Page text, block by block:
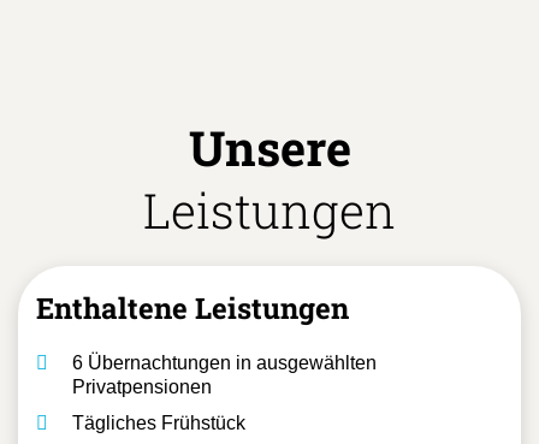
Unsere
Leistungen
Enthaltene Leistungen
6 Übernachtungen in ausgewählten
Privatpensionen
Tägliches Frühstück